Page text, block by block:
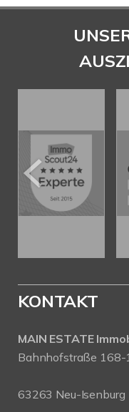
KONTAKT
MAIN ESTATE
Bahnhofstraße 168-
63263 Neu-Isenburg